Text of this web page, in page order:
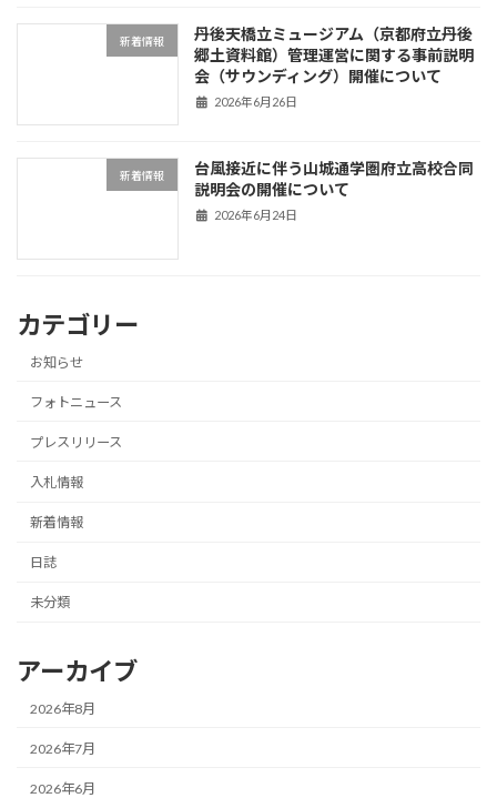
新着情報
丹後天橋立ミュージアム（京都府立丹後
郷土資料館）管理運営に関する事前説明
会（サウンディング）開催について
2026年6月26日
新着情報
台風接近に伴う山城通学圏府立高校合同
説明会の開催について
2026年6月24日
カテゴリー
お知らせ
フォトニュース
プレスリリース
入札情報
新着情報
日誌
未分類
アーカイブ
2026年8月
2026年7月
2026年6月